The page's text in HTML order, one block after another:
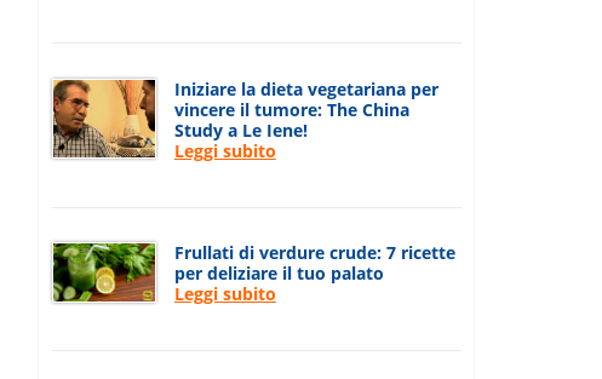
Iniziare la dieta vegetariana per
vincere il tumore: The China
Study a Le Iene!
Leggi subito
Frullati di verdure crude: 7 ricette
per deliziare il tuo palato
Leggi subito